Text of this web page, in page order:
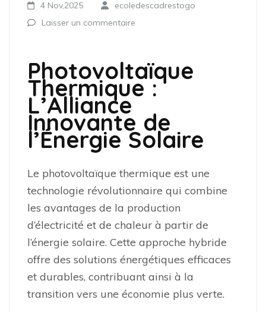
4 Nov,2025
ecoledescadrestogo
Laisser un commentaire
Photovoltaïque
Thermique :
L’Alliance
Innovante de
l’Énergie Solaire
Le photovoltaïque thermique est une
technologie révolutionnaire qui combine
les avantages de la production
d’électricité et de chaleur à partir de
l’énergie solaire. Cette approche hybride
offre des solutions énergétiques efficaces
et durables, contribuant ainsi à la
transition vers une économie plus verte.